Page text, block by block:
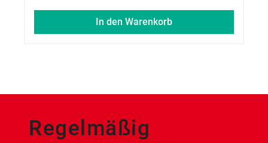
In den Warenkorb
Regelmäßig